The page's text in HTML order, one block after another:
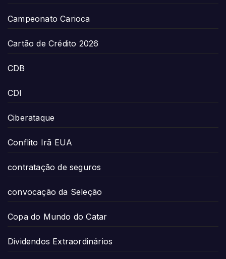
Campeonato Carioca
Cartão de Crédito 2026
CDB
CDI
Ciberataque
Conflito Irã EUA
contratação de seguros
convocação da Seleção
Copa do Mundo do Catar
Dividendos Extraordinários